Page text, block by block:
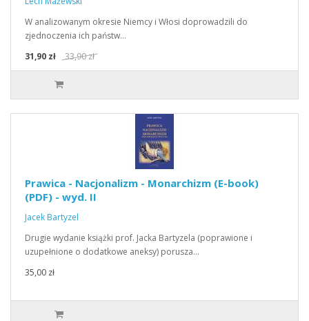
W analizowanym okresie Niemcy i Włosi doprowadzili do
zjednoczenia ich państw…
31,90 zł
33,90 zł
Prawica - Nacjonalizm - Monarchizm (E-book)
(PDF) - wyd. II
Jacek Bartyzel
Drugie wydanie książki prof. Jacka Bartyzela (poprawione i
uzupełnione o dodatkowe aneksy) porusza…
35,00 zł